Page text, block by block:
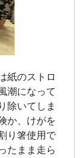
紙のストロ
潮になって
除いてしま
か、けがを
り箸使用で
たまま走ら